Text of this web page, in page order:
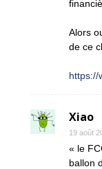
Alors
de ce
https://
Xiao
19 août
« le
ballon